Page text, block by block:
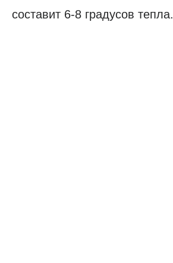
составит 6-8 градусов тепла.